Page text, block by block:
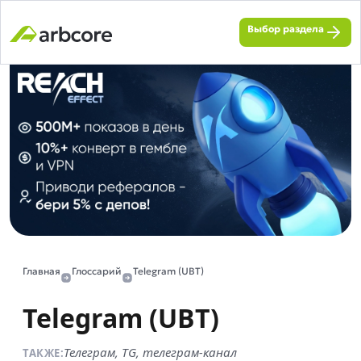
Выбор раздела
Главная Глоссарий Telegram (UBT)
Telegram (UBT)
ТАКЖЕ:Телеграм, TG, телеграм-канал